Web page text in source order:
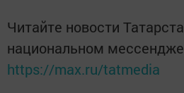
Читайте новости
национальном
https://max.ru/tatmedia